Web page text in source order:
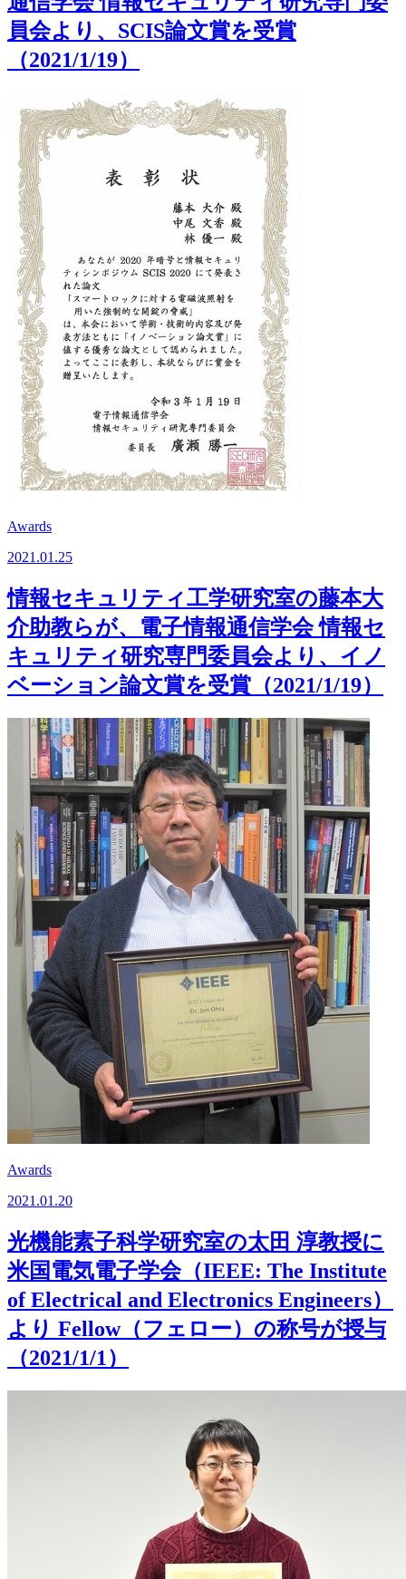
員会より、SCIS論文賞を受賞
（2021/1/19）
Awards
2021.01.25
情報セキュリティ工学研究室の藤本大
介助教らが、電子情報通信学会 情報セ
キュリティ研究専門委員会より、イノ
ベーション論文賞を受賞（2021/1/19）
Awards
2021.01.20
光機能素子科学研究室の太田 淳教授に
米国電気電子学会（IEEE: The Institute
of Electrical and Electronics Engineers）
より Fellow（フェロー）の称号が授与
（2021/1/1）